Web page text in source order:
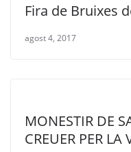
Fira de Bruixes
agost 4, 2017
MONESTIR DE
CREUER PER